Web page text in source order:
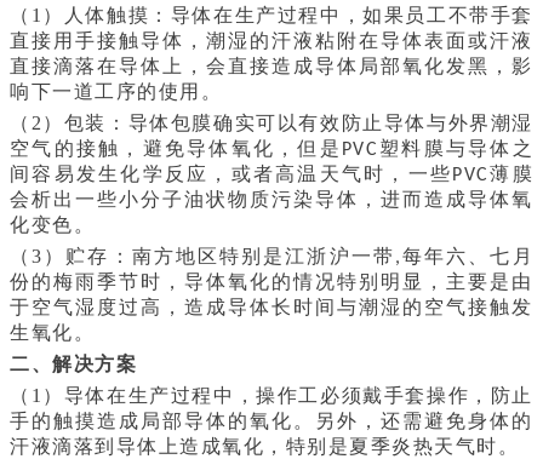
（1）人体触摸：导体在生产过程中，如果员工不带手套
直接用手接触导体，潮湿的汗液粘附在导体表面或汗液
直接滴落在导体上，会直接造成导体局部氧化发黑，影
响下一道工序的使用。
（2）包装：导体包膜确实可以有效防止导体与外界潮湿
空气的接触，避免导体氧化，但是 PVC 塑料膜与导体之
间容易发生化学反应，或者高温天气时，一些 PVC薄膜
会析出一些小分子油状物质污染导体，进而造成导体氧
化变色。
（3）贮存：南方地区特别是江浙沪一带,每年六、七月
份的梅雨季节时，导体氧化的情况特别明显，主要是由
于空气湿度过高，造成导体长时间与潮湿的空气接触发
生氧化。
二、解决方案
（1）导体在生产过程中，操作工必须戴手套操作，防止
手的触摸造成局部导体的氧化。另外，还需避免身体的
汗液滴落到导体上造成氧化，特别是夏季炎热天气时。